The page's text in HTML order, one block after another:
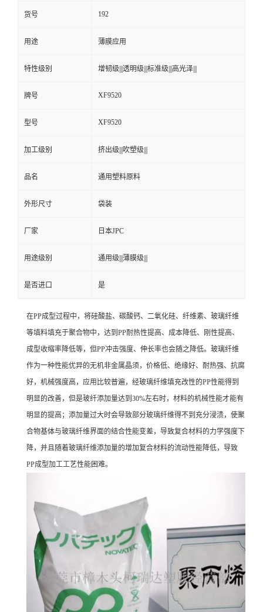
货号 192
用途 薄膜应用
特性级别 增韧级|||透明级|||标准级|||高光泽|||
牌号 XF9520
型号 XF9520
加工级别 挤出级|||吹塑级|||
品名 通用塑料原料
外形尺寸 袋装
厂家 日本JPC
用途级别 通用级|||薄膜级|||
是否进口 是
在PP成型过程中，将硅酸盐、 碳酸钙、 二氧化硅、 纤维素、 玻璃纤维
等填料填充于聚合物中，达到PP耐热性提高、成本降低、刚性提高、
成型收缩率降低等，但PP冲击强度、伸长率也会随之降低。玻璃纤维
作为一种性能优异的无机非金属晶须，价格低、绝缘好、耐热强、抗腐
好，机械强度高，应用比较普遍，经玻璃纤维填充改性的PP性能得到
明显的改善，但是玻纤添加量达到30%左右时，材料的机械性能才能有
明显的提高；添加量过大时会导致部分玻璃纤维得不到充分浸渍，使聚
合物基体与玻璃纤维界面的结合性能变差，导致复合材料的力学强度下
降，并且随着玻璃纤维添加量的增加复合材料的流动性能降低，导致
PP成型加工工艺性能困难。